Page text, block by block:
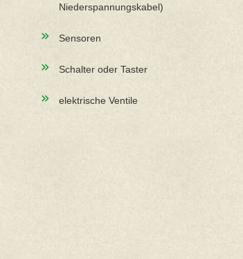
Niederspannungskabel)
Sensoren
Schalter oder Taster
elektrische Ventile